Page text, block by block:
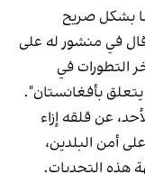
بشكل صريح
في منشور له على
التطورات في
بأفغانستان".
عن قلقه إزاء
أمن البلدين،
هذه التحديات.